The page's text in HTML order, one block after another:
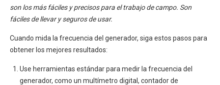
son los más fáciles y precisos para el trabajo de campo. Son
fáciles de llevar y seguros de usar.
Cuando mida la frecuencia del generador, siga estos pasos para
obtener los mejores resultados:
Use herramientas estándar para medir la frecuencia del
generador, como un multímetro digital, contador de